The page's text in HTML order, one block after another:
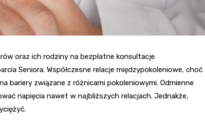
oraz ich rodziny na bezpłatne konsultacje
Seniora. Współczesne relacje międzypokoleniowe, choć
bariery związane z różnicami pokoleniowymi. Odmienne
napięcia nawet w najbliższych relacjach. Jednakże,